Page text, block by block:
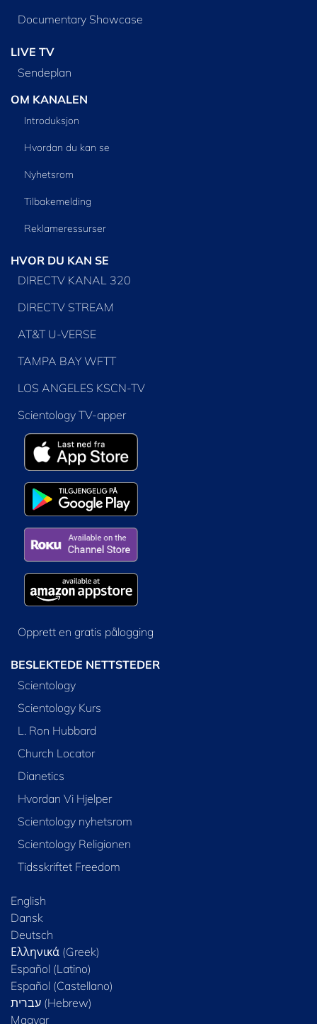
Documentary Showcase
LIVE TV
Sendeplan
OM KANALEN
Introduksjon
Hvordan du kan se
Nyhetsrom
Tilbakemelding
Reklameressurser
HVOR DU KAN SE
DIRECTV KANAL 320
DIRECTV STREAM
AT&T U-VERSE
TAMPA BAY WFTT
LOS ANGELES KSCN-TV
Scientology TV-apper
Opprett en gratis pålogging
BESLEKTEDE NETTSTEDER
Scientology
Scientology Kurs
L. Ron Hubbard
Church Locator
Dianetics
Hvordan Vi Hjelper
Scientology nyhetsrom
Scientology Religionen
Tidsskriftet Freedom
English
Dansk
Deutsch
Ελληνικά (Greek)
Español (Latino)
Español (Castellano)
Magyar